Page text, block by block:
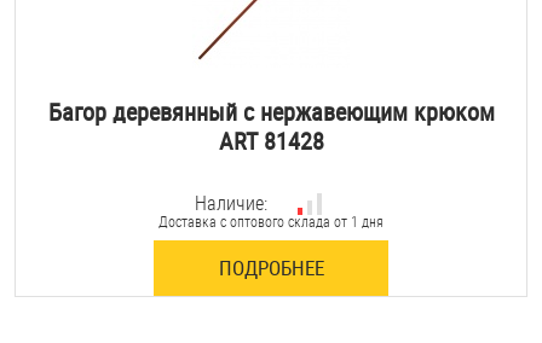
Багор деревянный с нержавеющим крюком
ART 81428
Наличие:
Доставка с оптового склада от 1 дня
ПОДРОБНЕЕ